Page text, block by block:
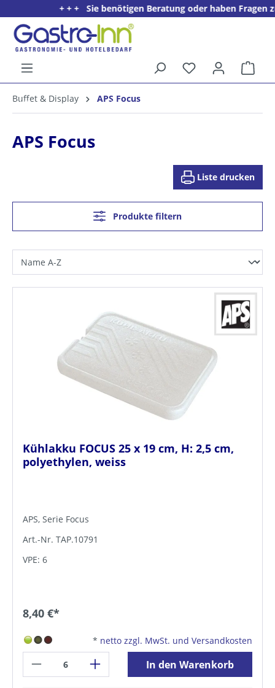
springen+ + + Sie benötigen Beratung oder haben Fragen
Willkommens­rabatt**
Buffet & Display APS Focus
APS Focus
Liste drucken
Produkte filtern
Kühlakku FOCUS 25 x 19 cm, H: 2,5 cm,
polyethylen, weiss
APS, Serie Focus
Art.-Nr. TAP.10791
VPE: 6
8,40 €*
* netto zzgl. MwSt. und Versandkosten
In den Warenkorb